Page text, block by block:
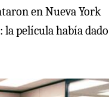
en Nueva York
película había dado